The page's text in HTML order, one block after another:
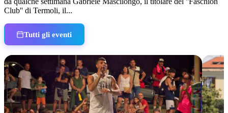
Club'' di Termoli, il...
Tutti gli eventi